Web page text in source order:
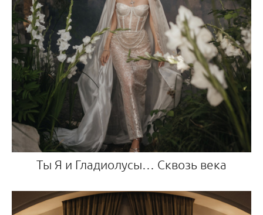
Ты Я и Гладиолусы… Сквозь века